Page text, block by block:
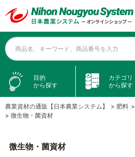
商品名、キーワード、商品番号を入力
目的
から探す
カテゴリ
から探す
農業資材の通販【日本農業システム】 > 肥料 >
> 微生物・菌資材
微生物・菌資材